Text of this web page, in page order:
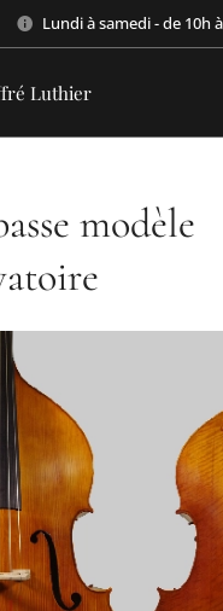
Lundi à samedi - de 10h
Luthier
modèle